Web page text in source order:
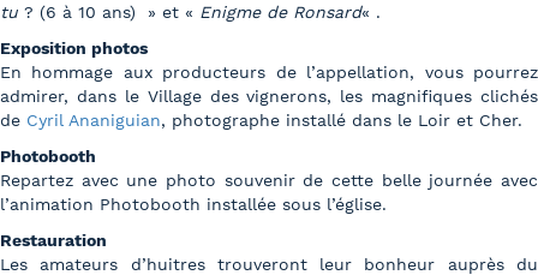
tu ? (6 à 10 ans) » et « Enigme de Ronsard« .
Exposition photos
En hommage aux producteurs de l’appellation, vous pourrez
admirer, dans le Village des vignerons, les magnifiques clichés
de Cyril Ananiguian, photographe installé dans le Loir et Cher.
Photobooth
Repartez avec une photo souvenir de cette belle journée avec
l’animation Photobooth installée sous l’église.
Restauration
Les amateurs d’huitres trouveront leur bonheur auprès du